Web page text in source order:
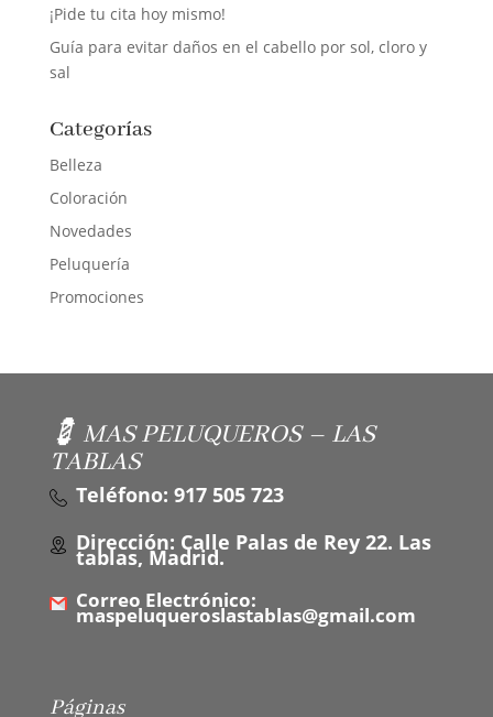
¡Pide tu cita hoy mismo!
Guía para evitar daños en el cabello por sol, cloro y
sal
Categorías
Belleza
Coloración
Novedades
Peluquería
Promociones
💈 MAS PELUQUEROS – LAS
TABLAS
Teléfono: 917 505 723
Dirección: Calle Palas de Rey 22. Las
tablas, Madrid.
Correo Electrónico:
maspeluqueroslastablas@gmail.com
Páginas